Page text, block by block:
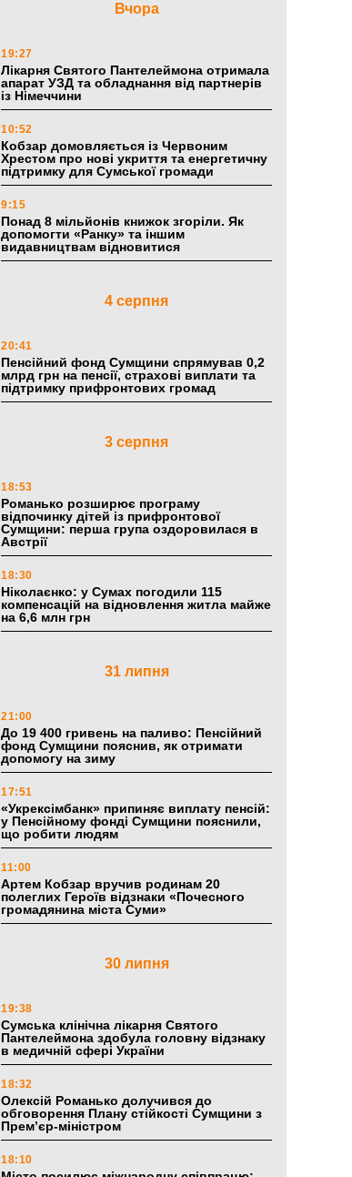
Вчора
19:27
Лікарня Святого Пантелеймона отримала
апарат УЗД та обладнання від партнерів
із Німеччини
10:52
Кобзар домовляється із Червоним
Хрестом про нові укриття та енергетичну
підтримку для Сумської громади
9:15
Понад 8 мільйонів книжок згоріли. Як
допомогти «Ранку» та іншим
видавництвам відновитися
4 серпня
20:41
Пенсійний фонд Сумщини спрямував 0,2
млрд грн на пенсії, страхові виплати та
підтримку прифронтових громад
3 серпня
18:53
Романько розширює програму
відпочинку дітей із прифронтової
Сумщини: перша група оздоровилася в
Австрії
18:30
Ніколаєнко: у Сумах погодили 115
компенсацій на відновлення житла майже
на 6,6 млн грн
31 липня
21:00
До 19 400 гривень на паливо: Пенсійний
фонд Сумщини пояснив, як отримати
допомогу на зиму
17:51
«Укрексімбанк» припиняє виплату пенсій:
у Пенсійному фонді Сумщини пояснили,
що робити людям
11:00
Артем Кобзар вручив родинам 20
полеглих Героїв відзнаки «Почесного
громадянина міста Суми»
30 липня
19:38
Сумська клінічна лікарня Святого
Пантелеймона здобула головну відзнаку
в медичній сфері України
18:32
Олексій Романько долучився до
обговорення Плану стійкості Сумщини з
Прем’єр-міністром
18:10